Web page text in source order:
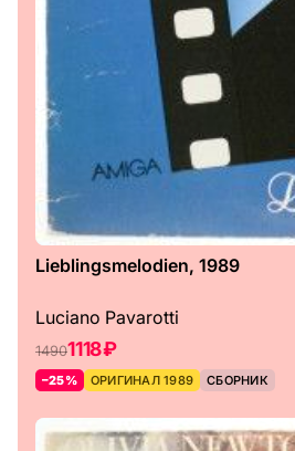
Lieblingsmelodien, 1989
Luciano Pavarotti
14901118 ₽
–25% ОРИГИНАЛ 1989 СБОРНИК